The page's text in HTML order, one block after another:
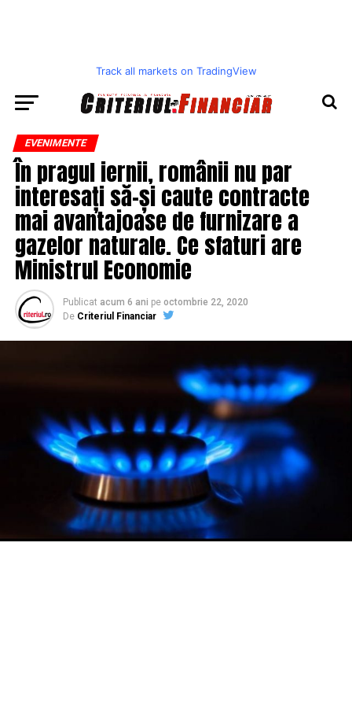
Track all markets on TradingView
EVENIMENTE
În pragul iernii, românii nu par
interesați să-și caute contracte
mai avantajoase de furnizare a
gazelor naturale. Ce sfaturi are
Ministrul Economie
Publicat acum 6 ani pe octombrie 22, 2020
De Criteriul Financiar